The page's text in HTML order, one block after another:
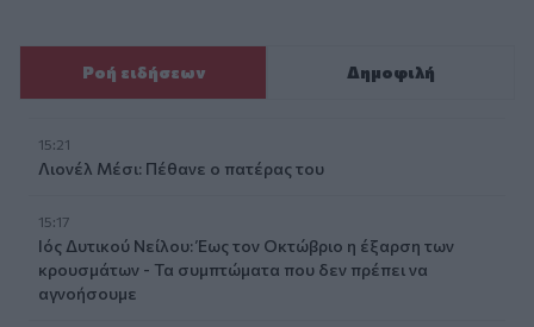
Ροή ειδήσεων Δημοφιλή
15:21
Λιονέλ Μέσι: Πέθανε ο πατέρας του
15:17
Ιός Δυτικού Νείλου: Έως τον Οκτώβριο η έξαρση των
κρουσμάτων - Τα συμπτώματα που δεν πρέπει να
αγνοήσουμε